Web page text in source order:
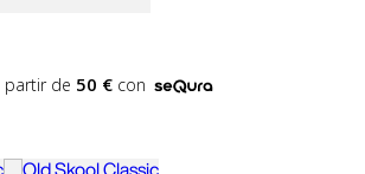
partir de 50 € con